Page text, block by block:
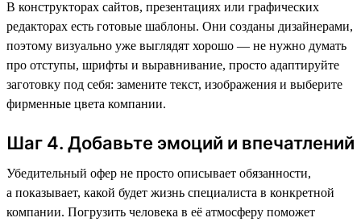
В конструкторах сайтов, презентациях или графических
редакторах есть готовые шаблоны. Они созданы дизайнерами,
поэтому визуально уже выглядят хорошо — не нужно думать
про отступы, шрифты и выравнивание, просто адаптируйте
заготовку под себя: замените текст, изображения и выберите
фирменные цвета компании.
Шаг 4. Добавьте эмоций и впечатлений
Убедительный офер не просто описывает обязанности,
а показывает, какой будет жизнь специалиста в конкретной
компании. Погрузить человека в её атмосферу поможет